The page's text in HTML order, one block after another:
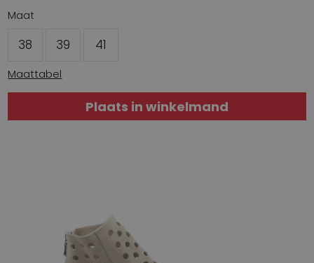
Maat
38 39 41
Maattabel
Plaats in winkelmand